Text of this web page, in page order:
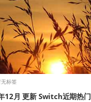
标签
12月 更新 Switch近期热门